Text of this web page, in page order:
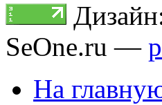
SeOne.ru —
На